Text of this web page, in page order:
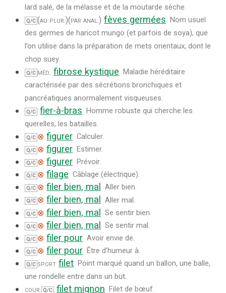
lard salé, de la mélasse et de la moutarde sèche.
Q/C (au plur.)(par anal.) fèves germées Nom usuel
des germes de haricot mungo (et parfois de soya), que
l’on utilise dans la préparation de mets orientaux, dont le
chop suey.
Q/C méd. fibrose kystique Maladie héréditaire
caractérisée par des sécrétions bronchiques et
pancréatiques anormalement visqueuses.
Q/C fier-à-bras Homme robuste qui cherche les
querelles, les batailles.
Q/C ⊗ figurer Calculer.
Q/C ⊗ figurer Estimer.
Q/C ⊗ figurer Prévoir.
Q/C ⊗ filage Câblage (électrique).
Q/C ⊗ filer bien, mal Aller bien.
Q/C ⊗ filer bien, mal Aller mal.
Q/C ⊗ filer bien, mal Se sentir bien.
Q/C ⊗ filer bien, mal Se sentir mal.
Q/C ⊗ filer pour Avoir envie de.
Q/C ⊗ filer pour Être d’humeur à.
Q/C sport filet Point marqué quand un ballon, une balle,
une rondelle entre dans un but.
cour. Q/C filet mignon Filet de bœuf.